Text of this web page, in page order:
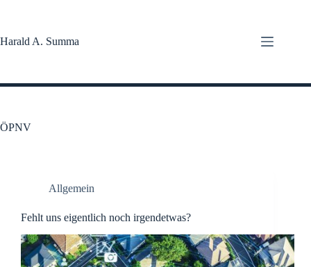
Harald A. Summa
ÖPNV
Allgemein
Fehlt uns eigentlich noch irgendetwas?